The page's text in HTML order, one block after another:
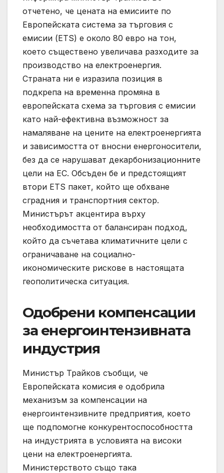
отчетено, че цената на емисиите по
Европейската система за търговия с
емисии (ETS) е около 80 евро на тон,
което съществено увеличава разходите за
производство на електроенергия.
Страната ни е изразила позиция в
подкрепа на временна промяна в
европейската схема за търговия с емисии
като най-ефективна възможност за
намаляване на цените на електроенергията
и зависимостта от вносни енергоносители,
без да се нарушават декарбонизационните
цели на ЕС. Обсъден бе и предстоящият
втори ETS пакет, който ще обхване
сградния и транспортния сектор.
Министърът акцентира върху
необходимостта от балансиран подход,
който да съчетава климатичните цели с
ограничаване на социално-
икономическите рискове в настоящата
геополитическа ситуация.
Одобрени компенсации
за енергоинтензивната
индустрия
Министър Трайков съобщи, че
Европейската комисия е одобрила
механизъм за компенсации на
енергоинтензивните предприятия, което
ще подпомогне конкурентоспособността
на индустрията в условията на високи
цени на електроенергията.
Министерството също така